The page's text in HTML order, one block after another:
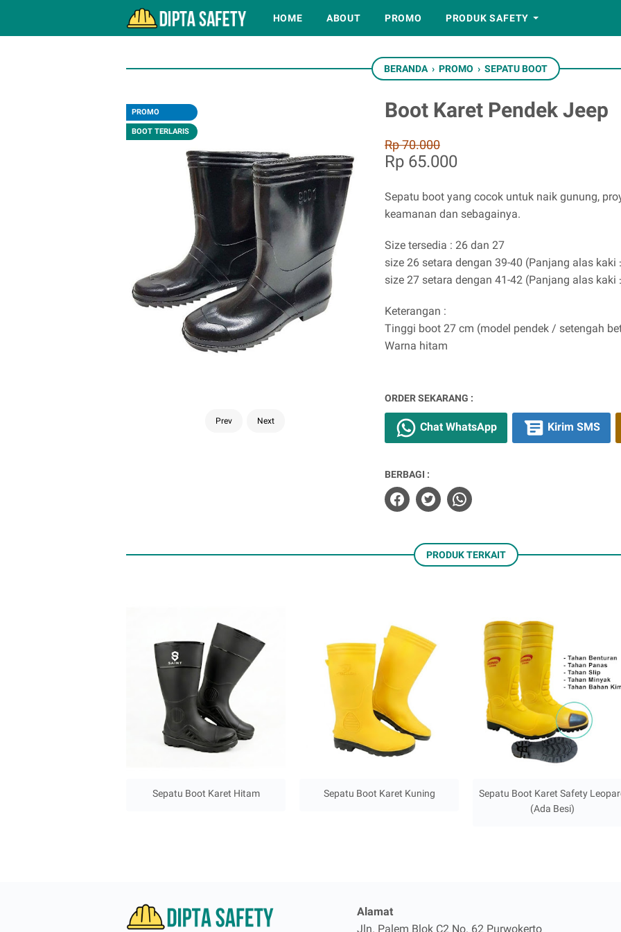
HOME ABOUT PROMO PRODUK SAFETY
BERANDA › PROMO › SEPATU BOOT
Boot Karet Pendek Jeep
PROMO
BOOT TERLARIS
Prev Next
Rp 70.000
Rp 65.000
Sepatu boot yang cocok untuk naik gunung,
keamanan dan sebagainya.
Size tersedia : 26 dan 27
size 26 setara dengan 39-40 (Panjang alas kaki
size 27 setara dengan 41-42 (Panjang alas kaki
Keterangan :
Tinggi boot 27 cm (model pendek / setengah
Warna hitam
ORDER SEKARANG :
Chat WhatsApp Kirim SMS
BERBAGI :
PRODUK TERKAIT
Sepatu Boot Karet Hitam Sepatu Boot Karet Kuning
Sepatu Boot Karet Safety
(Ada Besi)
Alamat
Jln. Palem Blok C2 No. 62 Purwokerto